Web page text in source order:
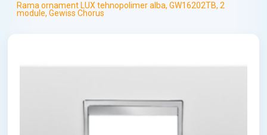
Rama ornament LUX tehnopolimer alba, GW16202TB, 2
module, Gewiss Chorus